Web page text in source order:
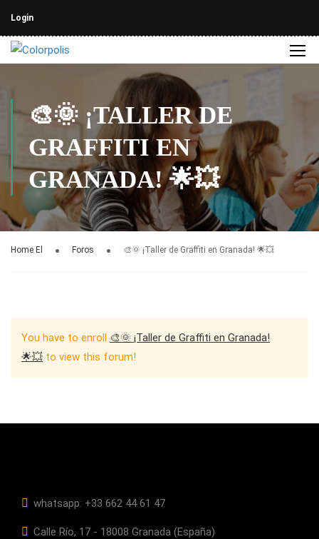
Login
🎨🌞 ¡TALLER DE
GRAFFITI EN
GRANADA! 🌟💥
Home El Foros 🎨🌞 ¡Taller de Graffiti en Granada! 🌟💥
You have to enroll 🎨🌞 ¡Taller de Graffiti en Granada!
🌟💥 to view this forum!
whatsapp: +33 662 44 61 47
Calle Río, 17 - 18008 Granada (España)